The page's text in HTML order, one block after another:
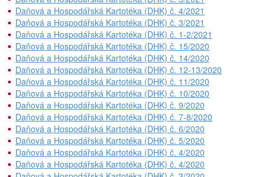
Daňová a Hospodářská Kartotéka (DHK) č. 4/2021
Daňová a Hospodářská Kartotéka (DHK) č. 3/2021
Daňová a Hospodářská Kartotéka (DHK) č. 1-2/2021
Daňová a Hospodářská Kartotéka (DHK) č. 15/2020
Daňová a Hospodářská Kartotéka (DHK) č. 14/2020
Daňová a Hospodářská Kartotéka (DHK) č. 12-13/2020
Daňová a Hospodářská Kartotéka (DHK) č. 11/2020
Daňová a Hospodářská Kartotéka (DHK) č. 10/2020
Daňová a Hospodářská Kartotéka (DHK) č. 9/2020
Daňová a Hospodářská Kartotéka (DHK) č. 7-8/2020
Daňová a Hospodářská Kartotéka (DHK) č. 6/2020
Daňová a Hospodářská Kartotéka (DHK) č. 5/2020
Daňová a Hospodářská Kartotéka (DHK) č. 4/2020
Daňová a Hospodářská Kartotéka (DHK) č. 4/2020